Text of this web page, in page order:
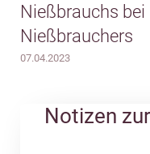
Nießbrauchs
Nießbrauchers
07.04.2023
Notizen